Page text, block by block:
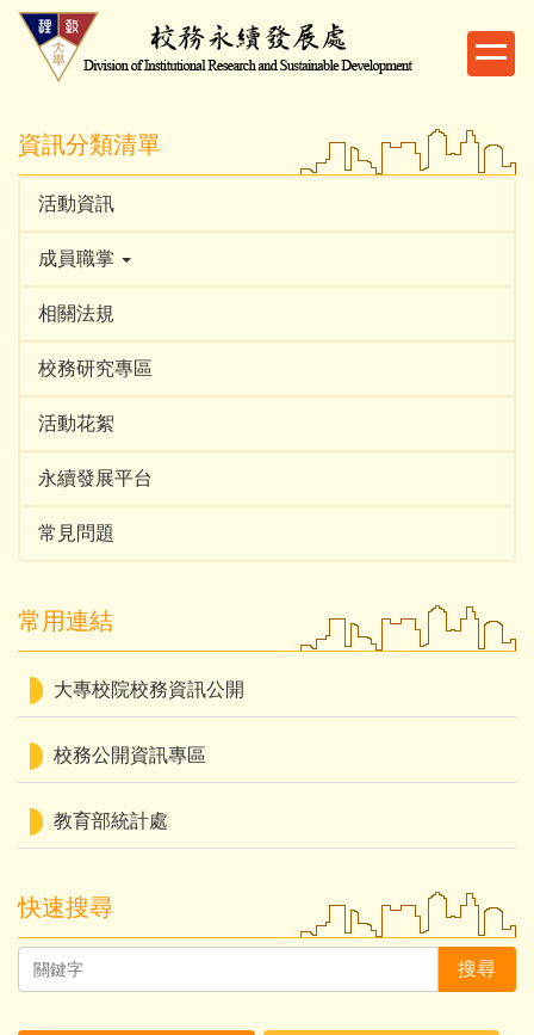
跳
內
容
資訊分類清單
活動資訊
成員職掌
相關法規
校務研究專區
活動花絮
永續發展平台
常見問題
常用連結
大專校院校務資訊公開
校務公開資訊專區
教育部統計處
快速搜尋
搜尋